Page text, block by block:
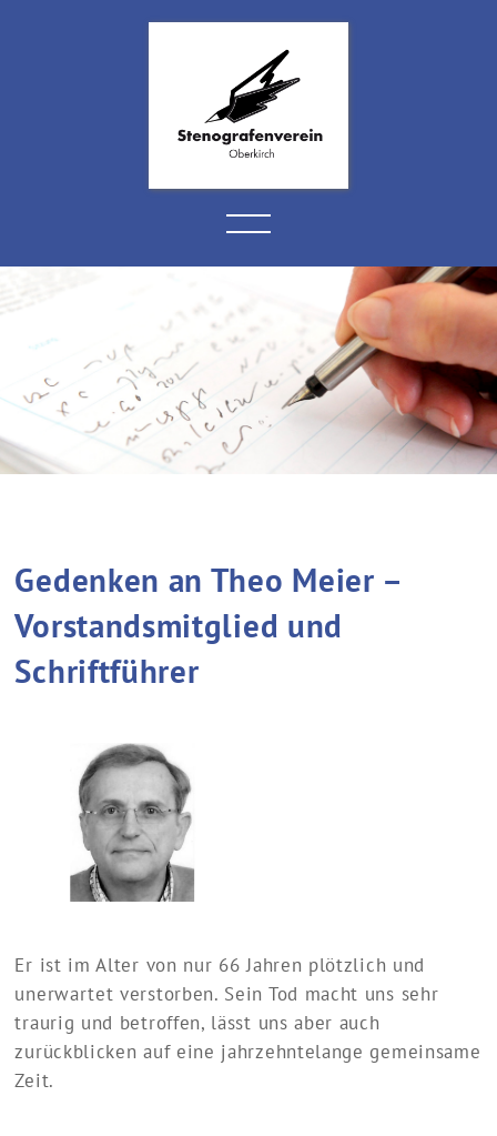
Gedenken an Theo Meier –
Vorstandsmitglied und
Schriftführer
Er ist im Alter von nur 66 Jahren plötzlich und
unerwartet verstorben. Sein Tod macht uns sehr
traurig und betroffen, lässt uns aber auch
zurückblicken auf eine jahrzehntelange gemeinsame
Zeit.